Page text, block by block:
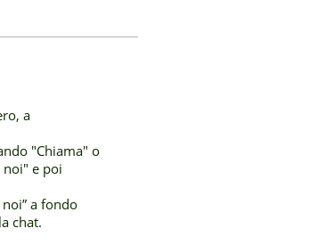
a
"Chiama" o
noi" e poi
a fondo
chat.